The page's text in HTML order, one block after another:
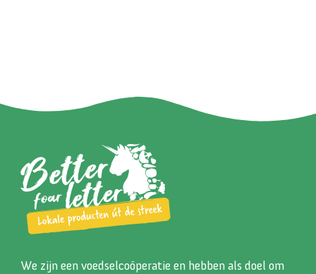
We zijn een voedselcoöperatie en hebben als doel om